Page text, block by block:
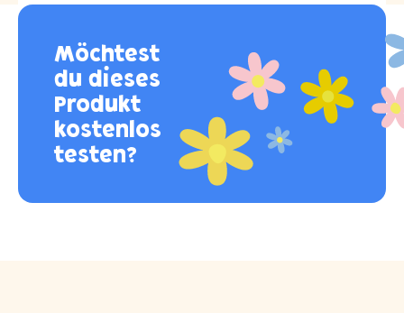
Möchtest
du dieses
Produkt
kostenlos
testen?